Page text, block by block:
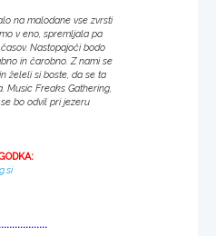
na malodane vse zvrsti
v eno, spremljala pa
Nastopajoči bodo
in čarobno. Z nami se
želeli si boste, da se ta
Music Freaks Gathering,
bo odvil pri jezeru